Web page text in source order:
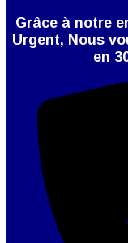
Grâce à notre
Urgent, Nous
en